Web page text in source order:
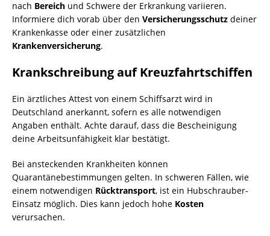
nach Bereich und Schwere der Erkrankung variieren.
Informiere dich vorab über den Versicherungsschutz deiner
Krankenkasse oder einer zusätzlichen
Krankenversicherung.
Krankschreibung auf Kreuzfahrtschiffen
Ein ärztliches Attest von einem Schiffsarzt wird in
Deutschland anerkannt, sofern es alle notwendigen
Angaben enthält. Achte darauf, dass die Bescheinigung
deine Arbeitsunfähigkeit klar bestätigt.
Bei ansteckenden Krankheiten können
Quarantänebestimmungen gelten. In schweren Fällen, wie
einem notwendigen Rücktransport, ist ein Hubschrauber-
Einsatz möglich. Dies kann jedoch hohe Kosten
verursachen.